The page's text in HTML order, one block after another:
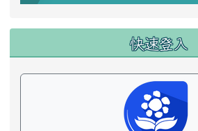
快速登入